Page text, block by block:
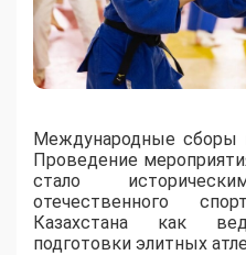
Международные сборы
Проведение
стало
отечественного
Казахстана как
подготовки элитных